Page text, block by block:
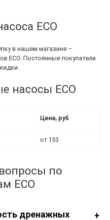
ECO
в нашем магазине –
ECO. Постоянные покупатели
насосы ECO
Цена, руб
от 153
по
ECO
дренажных